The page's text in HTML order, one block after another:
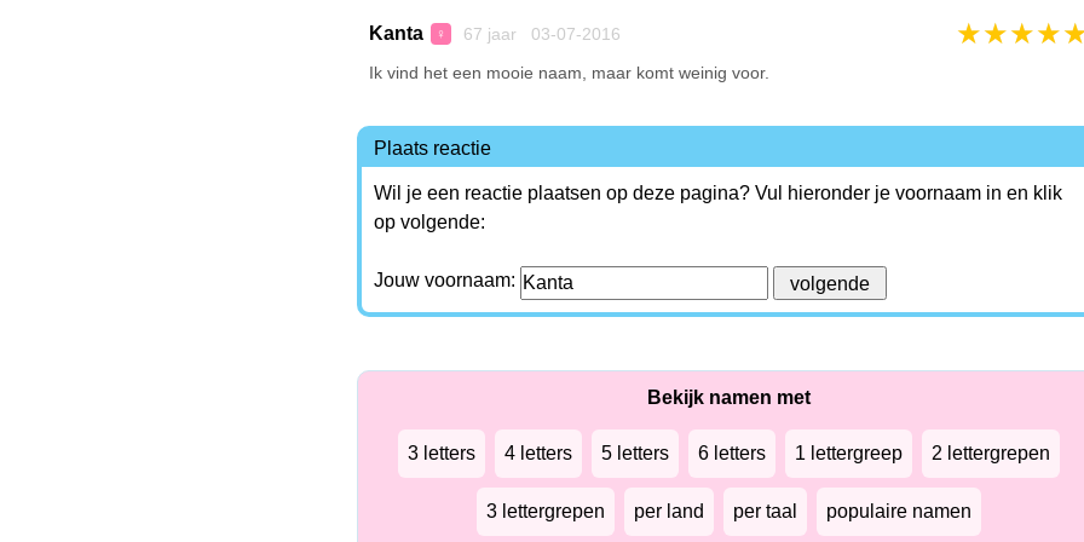
Kanta ♀ 67 jaar 03-07-2016 ★★★★
Ik vind het een mooie naam, maar komt weinig voor.
Plaats reactie
Wil je een reactie plaatsen op deze pagina? Vul hieronder je voornaam in en klik
op volgende:
Jouw voornaam:
Bekijk namen met
3 letters 4 letters 5 letters 6 letters 1 lettergreep 2 lettergrepen
3 lettergrepen per land per taal populaire namen